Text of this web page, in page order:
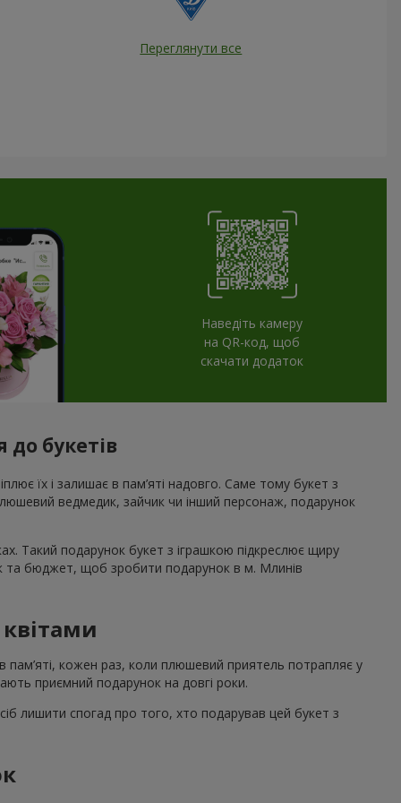
Переглянути все
Наведіть камеру
на QR-код, щоб
скачати додаток
букетів
їх і залишає в пам’яті надовго. Саме тому букет з
ведмедик, зайчик чи інший персонаж, подарунок
Такий подарунок букет з іграшкою підкреслює щиру
та бюджет, щоб зробити подарунок в м. Млинів
пам’яті, кожен раз, коли плюшевий приятель потрапляє у
приємний подарунок на довгі роки.
лишити спогад про того, хто подарував цей букет з